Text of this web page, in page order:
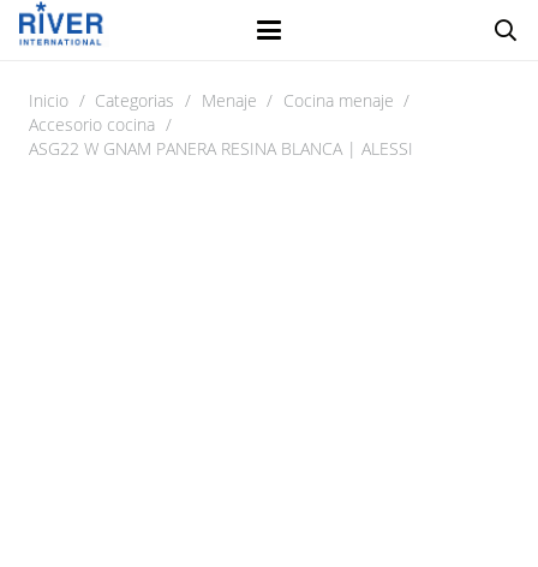
Inicio / Categorias / Menaje / Cocina menaje /
Accesorio cocina /
ASG22 W GNAM PANERA RESINA BLANCA | ALESSI